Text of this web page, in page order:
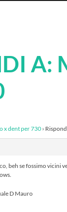
A:
x dent per 730›
beh se fossimo vicini
D Mauro